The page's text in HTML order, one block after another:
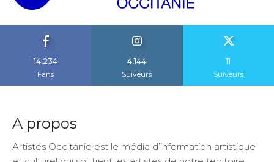
14,234
Fans
4,144
Suiveurs
11
Suiveurs
A propos
Artistes Occitanie est le média d’information artistique